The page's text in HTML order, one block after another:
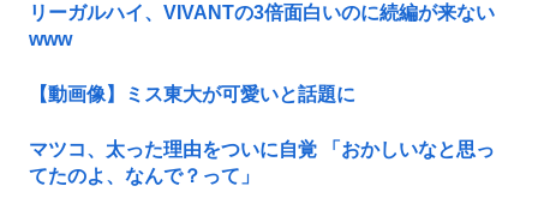
リーガルハイ、VIVANTの3倍面白いのに続編が来ない
www
【動画像】ミス東大が可愛いと話題に
マツコ、太った理由をついに自覚 「おかしいなと思っ
てたのよ、なんで？って」